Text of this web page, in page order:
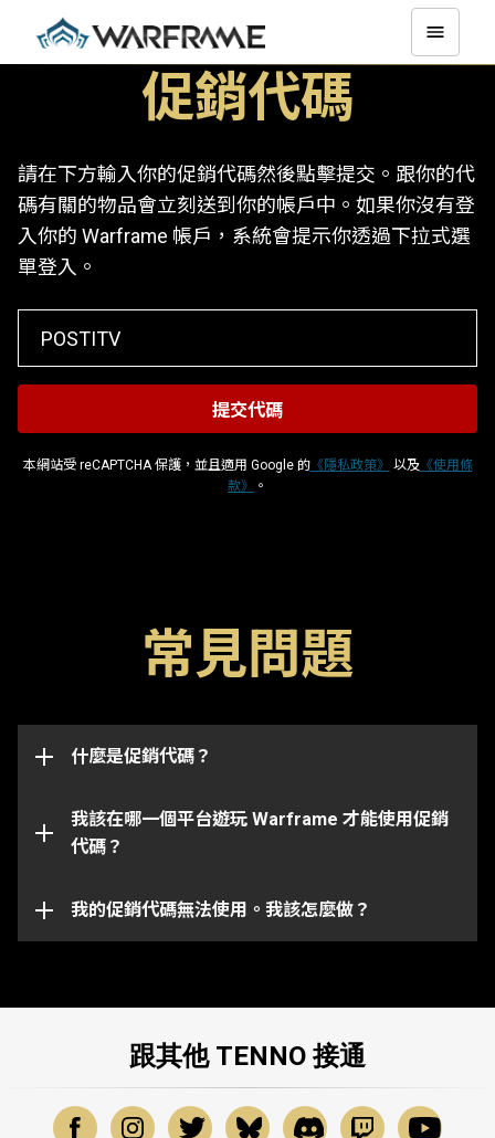
促銷代碼
請在下方輸入你的促銷代碼然後點擊提交。跟你的代
碼有關的物品會立刻送到你的帳戶中。如果你沒有登
入你的 Warframe 帳戶，系統會提示你透過下拉式選
單登入。
本網站受 reCAPTCHA 保護，並且適用 Google 的《隱私政策》 以及《使用條
款》
。
常見問題
什麼是促銷代碼？
促銷代碼是解鎖遊戲內物品（如浮印，加成或武器）的
後便無法使用。促銷代碼也可能與特定帳戶已連結並僅
適用於代碼最初發送到的帳戶上。
我該在哪一個平台遊玩 Warframe 才能使用促銷
代碼？
Warframe 帳戶已連結的任何一個平台上。
請注意某些代碼僅適用於某些平台上。請確保你登入到
跟你所選平台已連結的 Warframe 帳戶。
我的促銷代碼無法使用。我該怎麼做？
你的促銷代碼有可能已經過期或是被兌換過了。如需在
提交問題單。
跟其他 TENNO 接通